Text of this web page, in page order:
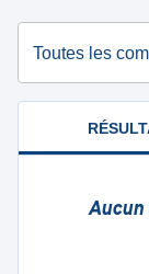
Toutes les